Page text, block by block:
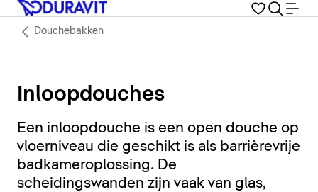
Douchebakken
Inloopdouches
Een inloopdouche is een open douche op
vloerniveau die geschikt is als barrièrevrije
badkameroplossing. De
scheidingswanden zijn vaak van glas,